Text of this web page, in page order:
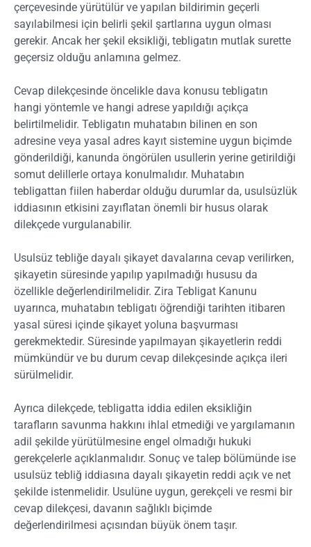
çerçevesinde yürütülür ve yapılan bildirimin geçerli
sayılabilmesi için belirli şekil şartlarına uygun olması
gerekir. Ancak her şekil eksikliği, tebligatın mutlak surette
geçersiz olduğu anlamına gelmez.
Cevap dilekçesinde öncelikle dava konusu tebligatın
hangi yöntemle ve hangi adrese yapıldığı açıkça
belirtilmelidir. Tebligatın muhatabın bilinen en son
adresine veya yasal adres kayıt sistemine uygun biçimde
gönderildiği, kanunda öngörülen usullerin yerine getirildiği
somut delillerle ortaya konulmalıdır. Muhatabın
tebligattan fiilen haberdar olduğu durumlar da, usulsüzlük
iddiasının etkisini zayıflatan önemli bir husus olarak
dilekçede vurgulanabilir.
Usulsüz tebliğe dayalı şikayet davalarına cevap verilirken,
şikayetin süresinde yapılıp yapılmadığı hususu da
özellikle değerlendirilmelidir. Zira Tebligat Kanunu
uyarınca, muhatabın tebligatı öğrendiği tarihten itibaren
yasal süresi içinde şikayet yoluna başvurması
gerekmektedir. Süresinde yapılmayan şikayetlerin reddi
mümkündür ve bu durum cevap dilekçesinde açıkça ileri
sürülmelidir.
Ayrıca dilekçede, tebligatta iddia edilen eksikliğin
tarafların savunma hakkını ihlal etmediği ve yargılamanın
adil şekilde yürütülmesine engel olmadığı hukuki
gerekçelerle açıklanmalıdır. Sonuç ve talep bölümünde ise
usulsüz tebliğ iddiasına dayalı şikayetin reddi açık ve net
şekilde istenmelidir. Usulüne uygun, gerekçeli ve resmi bir
cevap dilekçesi, davanın sağlıklı biçimde
değerlendirilmesi açısından büyük önem taşır.